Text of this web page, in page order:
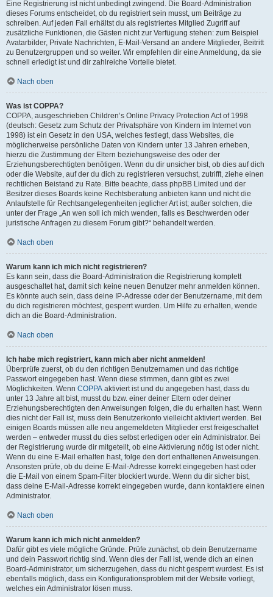
Eine Registrierung ist nicht unbedingt zwingend. Die Board-Administration
dieses Forums entscheidet, ob du registriert sein musst, um Beiträge zu
schreiben. Auf jeden Fall erhältst du als registriertes Mitglied Zugriff auf
zusätzliche Funktionen, die Gästen nicht zur Verfügung stehen: zum Beispiel
Avatarbilder, Private Nachrichten, E-Mail-Versand an andere Mitglieder, Beitritt
zu Benutzergruppen und so weiter. Wir empfehlen dir eine Anmeldung, da sie
schnell erledigt ist und dir zahlreiche Vorteile bietet.
Nach oben
Was ist COPPA?
COPPA, ausgeschrieben Children’s Online Privacy Protection Act of 1998
(deutsch: Gesetz zum Schutz der Privatsphäre von Kindern im Internet von
1998) ist ein Gesetz in den USA, welches festlegt, dass Websites, die
möglicherweise persönliche Daten von Kindern unter 13 Jahren erheben,
hierzu die Zustimmung der Eltern beziehungsweise des oder der
Erziehungsberechtigten benötigen. Wenn du dir unsicher bist, ob dies auf dich
oder die Website, auf der du dich zu registrieren versuchst, zutrifft, ziehe einen
rechtlichen Beistand zu Rate. Bitte beachte, dass phpBB Limited und der
Besitzer dieses Boards keine Rechtsberatung anbieten kann und nicht die
Anlaufstelle für Rechtsangelegenheiten jeglicher Art ist; außer solchen, die
unter der Frage „An wen soll ich mich wenden, falls es Beschwerden oder
juristische Anfragen zu diesem Forum gibt?“ behandelt werden.
Nach oben
Warum kann ich mich nicht registrieren?
Es kann sein, dass die Board-Administration die Registrierung komplett
ausgeschaltet hat, damit sich keine neuen Benutzer mehr anmelden können.
Es könnte auch sein, dass deine IP-Adresse oder der Benutzername, mit dem
du dich registrieren möchtest, gesperrt wurden. Um Hilfe zu erhalten, wende
dich an die Board-Administration.
Nach oben
Ich habe mich registriert, kann mich aber nicht anmelden!
Überprüfe zuerst, ob du den richtigen Benutzernamen und das richtige
Passwort eingegeben hast. Wenn diese stimmen, dann gibt es zwei
Möglichkeiten. Wenn COPPA aktiviert ist und du angegeben hast, dass du
unter 13 Jahre alt bist, musst du bzw. einer deiner Eltern oder deiner
Erziehungsberechtigten den Anweisungen folgen, die du erhalten hast. Wenn
dies nicht der Fall ist, muss dein Benutzerkonto vielleicht aktiviert werden. Bei
einigen Boards müssen alle neu angemeldeten Mitglieder erst freigeschaltet
werden – entweder musst du dies selbst erledigen oder ein Administrator. Bei
der Registrierung wurde dir mitgeteilt, ob eine Aktivierung nötig ist oder nicht.
Wenn du eine E-Mail erhalten hast, folge den dort enthaltenen Anweisungen.
Ansonsten prüfe, ob du deine E-Mail-Adresse korrekt eingegeben hast oder
die E-Mail von einem Spam-Filter blockiert wurde. Wenn du dir sicher bist,
dass deine E-Mail-Adresse korrekt eingegeben wurde, dann kontaktiere einen
Administrator.
Nach oben
Warum kann ich mich nicht anmelden?
Dafür gibt es viele mögliche Gründe. Prüfe zunächst, ob dein Benutzername
und dein Passwort richtig sind. Wenn dies der Fall ist, wende dich an einen
Board-Administrator, um sicherzugehen, dass du nicht gesperrt wurdest. Es ist
ebenfalls möglich, dass ein Konfigurationsproblem mit der Website vorliegt,
welches ein Administrator lösen muss.